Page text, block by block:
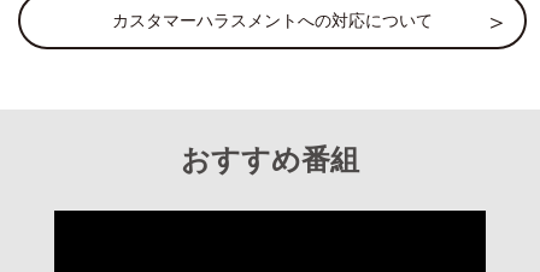
カスタマーハラスメントへの対応について
おすすめ番組